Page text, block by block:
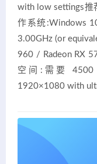
with low settings推
作系统:Windows
3.00GHz (or
960 / Radeon RX
空间:需要 4500
1920×1080 with